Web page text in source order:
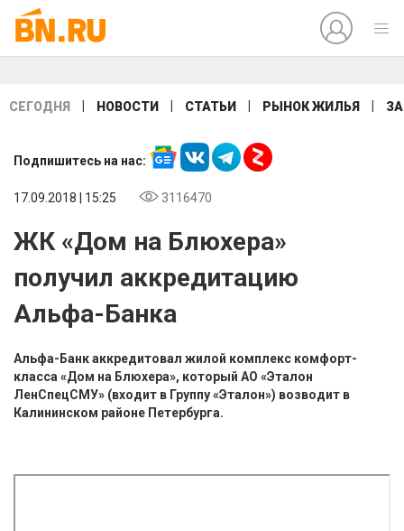
СЕГОДНЯ НОВОСТИ СТАТЬИ РЫНОК ЖИЛЬЯ
Подпишитесь на нас:
17.09.2018 | 15:25 3116470
ЖК «Дом на Блюхера»
получил аккредитацию
Альфа-Банка
Альфа-Банк аккредитовал жилой комплекс комфорт-
класса «Дом на Блюхера», который АО «Эталон
ЛенСпецСМУ» (входит в Группу «Эталон») возводит в
Калининском районе Петербурга.